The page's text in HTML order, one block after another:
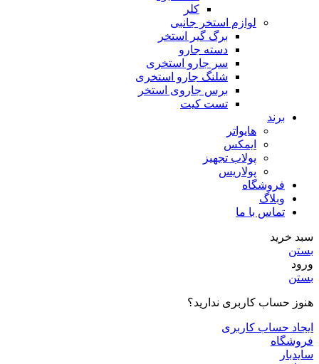
کلر
لوازم استخر جانبی
برگ گیر استخر
دسته جارو
سر جارو استخری
شلنگ جارو استخری
برس جاروی استخر
تست کیت
برند
هایواتر
ایمکس
پولاب تجهیز
پولاریس
فروشگاه
وبلاگ
تماس با ما
سبد خرید
بستن
ورود
بستن
هنوز حساب کاربری ندارید؟
ایجاد حساب کاربری
فروشگاه
سایدبار